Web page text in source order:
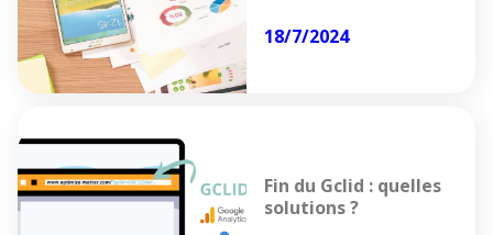
18/7/2024
Fin du Gclid : quelles
solutions ?